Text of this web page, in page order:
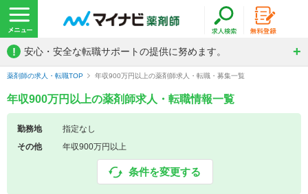
! 安心・安全な転職サポートの提供に努めます。
薬剤師の求人・転職TOP 年収900万円以上の薬剤師求人・転職・募集一覧
年収900万円以上の薬剤師求人・転職情報一覧
勤務地
指定なし
その他
年収900万円以上
条件を変更する